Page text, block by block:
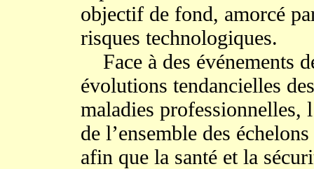
objectif de fond, amorcé
risques technologiques.
Face à des événements
évolutions tendancielles
maladies professionnelles,
de l’ensemble des
afin que la santé et la